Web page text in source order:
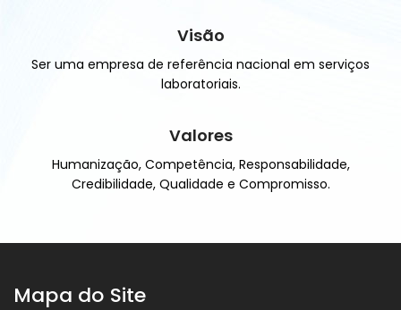
Visão
Ser uma empresa de referência nacional em serviços
laboratoriais.
Valores
Humanização, Competência, Responsabilidade,
Credibilidade, Qualidade e Compromisso.
Mapa do Site